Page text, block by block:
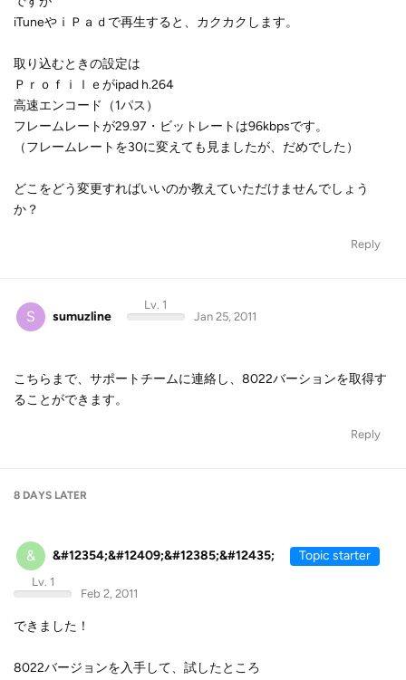
iTuneやｉＰａｄで再生すると、カクカクします。
取り込むときの設定は
Ｐｒｏｆｉｌｅがipad h.264
高速エンコード（1パス）
フレームレートが29.97・ビットレートは96kbpsです。
（フレームレートを30に変えても見ましたが、だめでした）
どこをどう変更すればいいのか教えていただけませんでしょう
か？
Reply
S sumuzline
Lv. 1
Jan 25, 2011
こちらまで、サポートチームに連絡し、8022バーションを取得す
ることができます。
Reply
8 DAYS LATER
& &#12354;&#12409;&#12385;&#12435; Topic starter
Lv. 1
Feb 2, 2011
できました！
8022バージョンを入手して、試したところ